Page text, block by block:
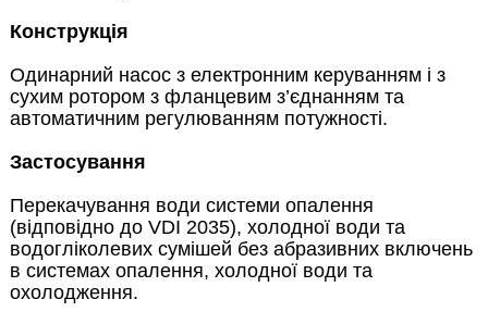
Конструкція
Одинарний насос з електронним керуванням і з
сухим ротором з фланцевим з’єднанням та
автоматичним регулюванням потужності.
Застосування
Перекачування води системи опалення
(відповідно до VDI 2035), холодної води та
водогліколевих сумішей без абразивних включень
в системах опалення, холодної води та
охолодження.